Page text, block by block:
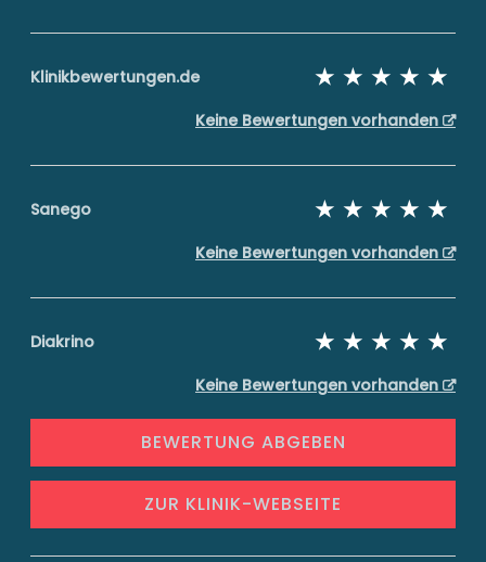
Klinikbewertungen.de
Keine Bewertungen vorhanden
Sanego
Keine Bewertungen vorhanden
Diakrino
Keine Bewertungen vorhanden
BEWERTUNG ABGEBEN
ZUR KLINIK-WEBSEITE